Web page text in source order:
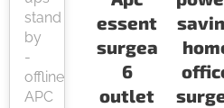
stand
by
-
offline
APC
essential
surgearrest
6
outlet